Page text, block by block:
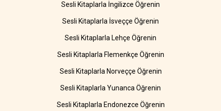
Sesli Kitaplarla İngilizce Öğrenin
Sesli Kitaplarla İsveççe Öğrenin
Sesli Kitaplarla Lehçe Öğrenin
Sesli Kitaplarla Flemenkçe Öğrenin
Sesli Kitaplarla Norveççe Öğrenin
Sesli Kitaplarla Yunanca Öğrenin
Sesli Kitaplarla Endonezce Öğrenin